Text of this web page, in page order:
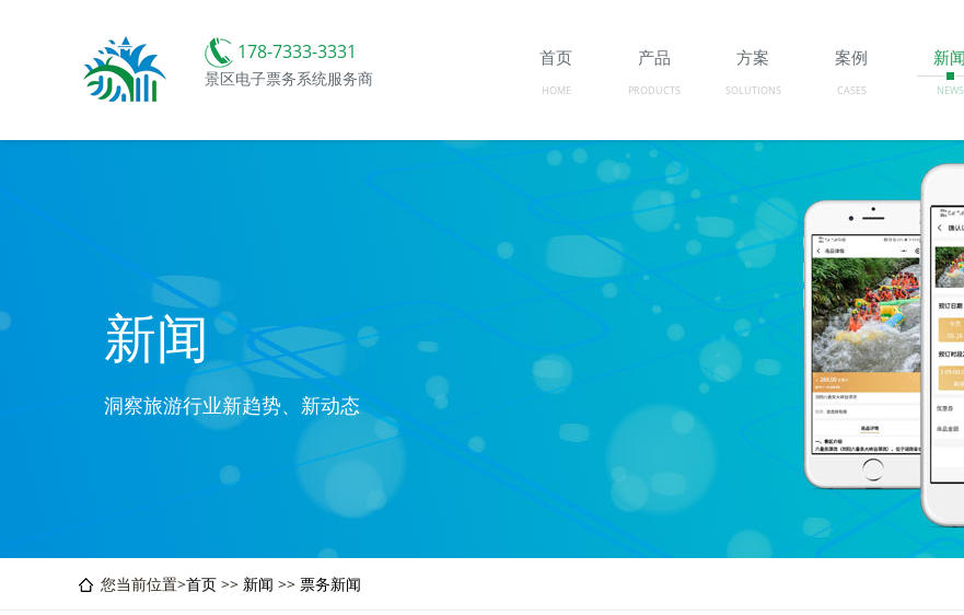
178-7333-3331
景区电子票务系统服务商
首页
HOME
产品
PRODUCTS
方案
SOLUTIONS
案例
CASES
新闻
NEWS
新闻
洞察旅游行业新趋势、新动态
您当前位置>首页 >> 新闻 >> 票务新闻